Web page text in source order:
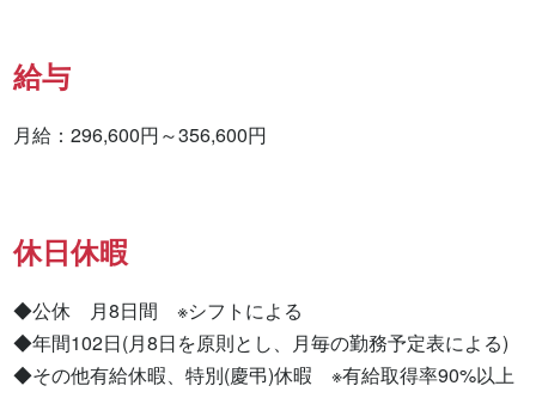
給与
月給：296,600円～356,600円
休日休暇
◆公休　月8日間　※シフトによる
◆年間102日(月8日を原則とし、月毎の勤務予定表による)
◆その他有給休暇、特別(慶弔)休暇　※有給取得率90%以上